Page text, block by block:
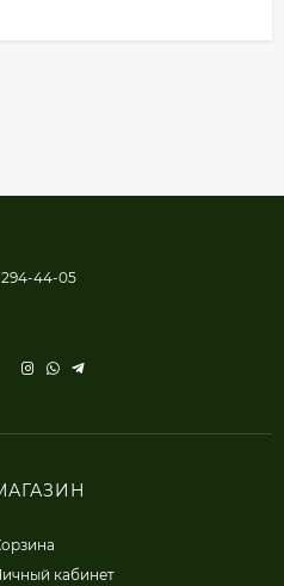
44-05
кабинет